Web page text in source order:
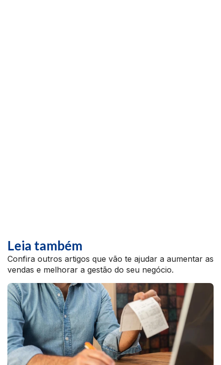
Leia também
Confira outros artigos que vão te ajudar a aumentar as
vendas e melhorar a gestão do seu negócio.